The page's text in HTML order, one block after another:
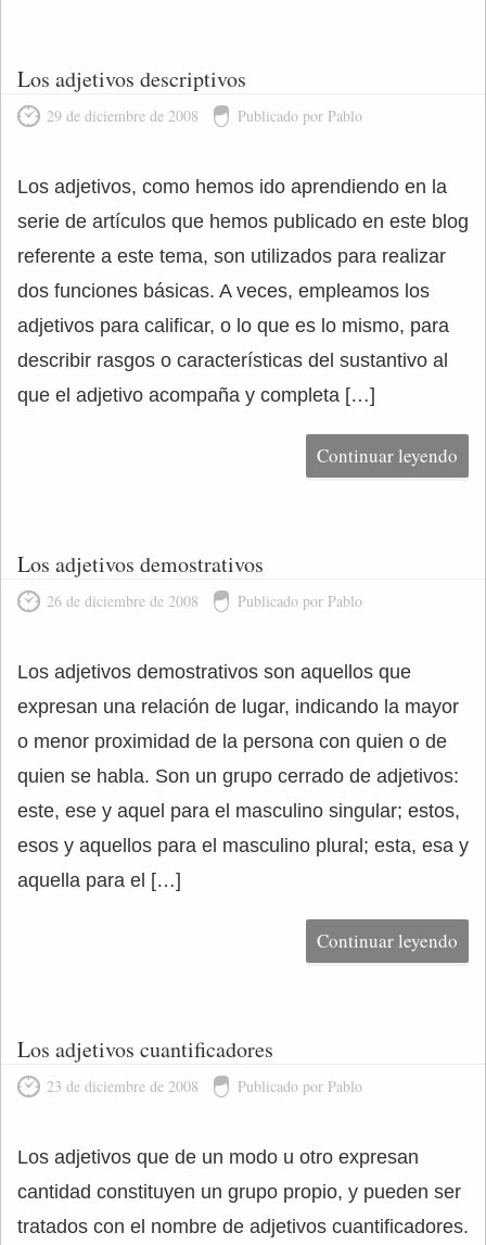
Los adjetivos descriptivos
29 de diciembre de 2008 Publicado por Pablo
Los adjetivos, como hemos ido aprendiendo en la
serie de artículos que hemos publicado en este blog
referente a este tema, son utilizados para realizar
dos funciones básicas. A veces, empleamos los
adjetivos para calificar, o lo que es lo mismo, para
describir rasgos o características del sustantivo al
que el adjetivo acompaña y completa […]
Continuar leyendo
Los adjetivos demostrativos
26 de diciembre de 2008 Publicado por Pablo
Los adjetivos demostrativos son aquellos que
expresan una relación de lugar, indicando la mayor
o menor proximidad de la persona con quien o de
quien se habla. Son un grupo cerrado de adjetivos:
este, ese y aquel para el masculino singular; estos,
esos y aquellos para el masculino plural; esta, esa y
aquella para el […]
Continuar leyendo
Los adjetivos cuantificadores
23 de diciembre de 2008 Publicado por Pablo
Los adjetivos que de un modo u otro expresan
cantidad constituyen un grupo propio, y pueden ser
tratados con el nombre de adjetivos cuantificadores.